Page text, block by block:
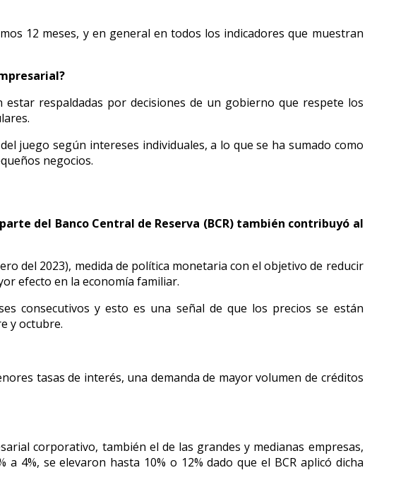
12 meses, y en general en todos los indicadores que muestran
respaldadas por decisiones de un gobierno que respete los
juego según intereses individuales, a lo que se ha sumado como
negocios.
del Banco Central de Reserva (BCR) también contribuyó al
del 2023), medida de política monetaria con el objetivo de reducir
efecto en la economía familiar.
consecutivos y esto es una señal de que los precios se están
y octubre.
tasas de interés, una demanda de mayor volumen de créditos
corporativo, también el de las grandes y medianas empresas,
4%, se elevaron hasta 10% o 12% dado que el BCR aplicó dicha